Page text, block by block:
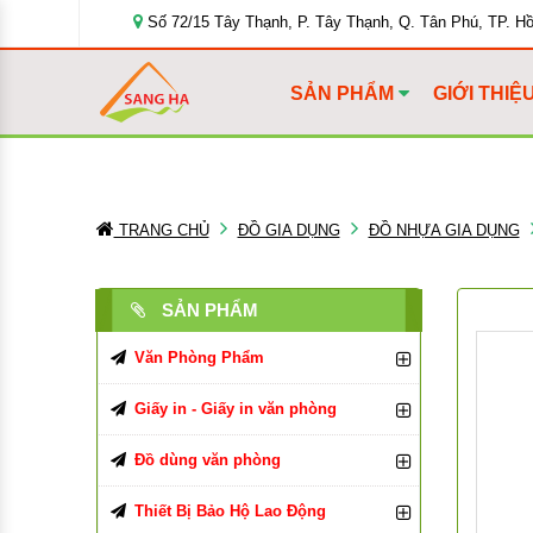
Số 72/15 Tây Thạnh, P. Tây Thạnh, Q. Tân Phú, TP.
SẢN PHẨM GIỚI
TRANG CHỦ ĐỒ GIA DỤNG ĐỒ NHỰA GIA DỤNG
SẢN PHẨM
Văn Phòng Phẩm
Bút Viết Các Loại
Bút Bi
Bút Chì, Ruột Chì
Bìa Đựng Hồ Sơ
Bìa Màu
Tập, Vở, Sổ
Giấy in - Giấy in văn phòng
Giấy In, Giấy Photocopy
Giấy in Double A
Giấy văn phòng
Đồ dùng văn phòng
Đồ Dùng Văn Phòng Phẩm
Thiết Bị Bảo Hộ Lao Động